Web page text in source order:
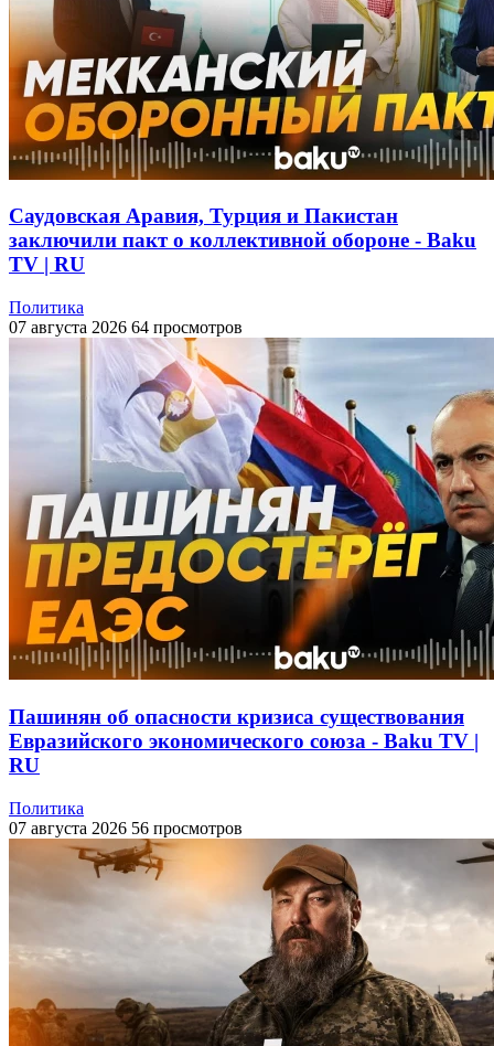
Саудовская Аравия, Турция и Пакистан
заключили пакт о коллективной обороне - Baku
TV | RU
Политика
07 августа 2026 64 просмотров
Пашинян об опасности кризиса существования
Евразийского экономического союза - Baku TV |
RU
Политика
07 августа 2026 56 просмотров